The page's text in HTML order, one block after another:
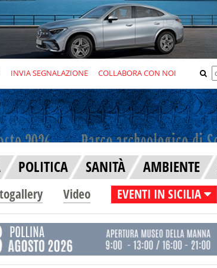
INVIA SEGNALAZIONE COLLABORA CON NOI
POLITICA SANITÀ AMBIENTE
Video EVENTI IN SICILIA